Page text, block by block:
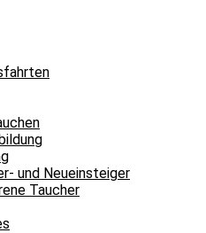
und Neueinsteiger
Taucher